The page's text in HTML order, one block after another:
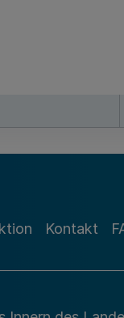
Kontakt